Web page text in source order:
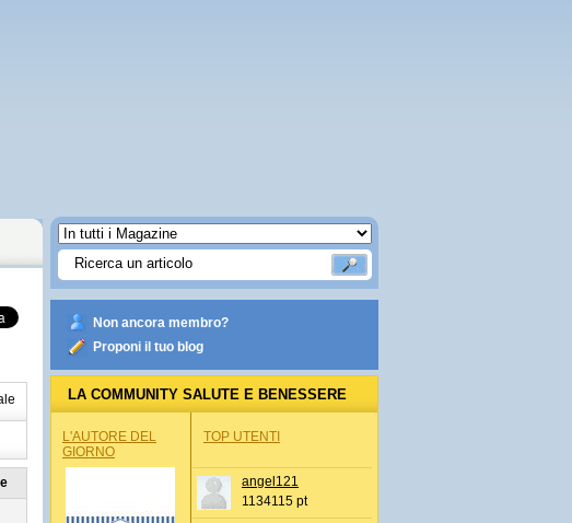
Non ancora membro?
Proponi il tuo blog
LA COMMUNITY SALUTE E BENESSERE
L'AUTORE DEL
GIORNO
TOP UTENTI
angel121
1134115 pt